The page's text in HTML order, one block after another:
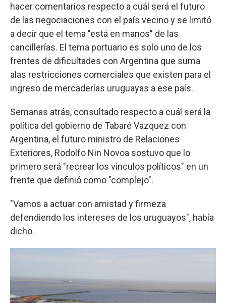
hacer comentarios respecto a cuál será el futuro
de las negociaciones con el país vecino y se limitó
a decir que el tema "está en manos" de las
cancillerías. El tema portuario es solo uno de los
frentes de dificultades con Argentina que suma
alas restricciones comerciales que existen para el
ingreso de mercaderías uruguayas a ese país.
Semanas atrás, consultado respecto a cuál será la
política del gobierno de Tabaré Vázquez con
Argentina, el futuro ministro de Relaciones
Exteriores, Rodolfo Nin Novoa sostuvo que lo
primero será "recrear los vínculos políticos" en un
frente que definió como "complejo".
"Vamos a actuar con amistad y firmeza
defendiendo los intereses de los uruguayos", había
dicho.